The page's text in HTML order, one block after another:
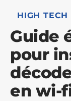
HIGH TECH
Guide
pour
en wi-